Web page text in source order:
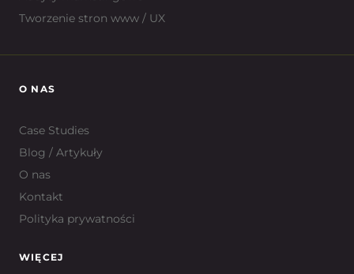
Tworzenie stron www / UX
O NAS
Case Studies
Blog / Artykuły
O nas
Kontakt
Polityka prywatności
WIĘCEJ